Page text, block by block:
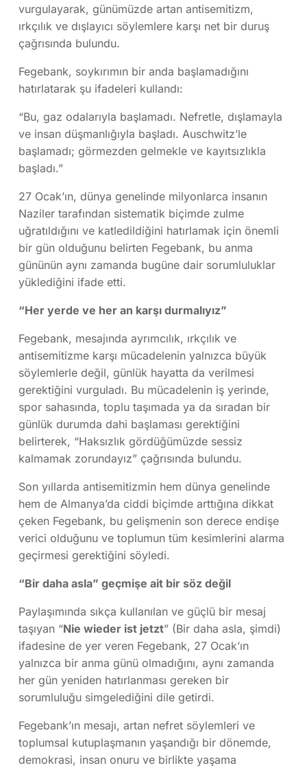
vurgulayarak, günümüzde artan antisemitizm,
ırkçılık ve dışlayıcı söylemlere karşı net bir duruş
çağrısında bulundu.
Fegebank, soykırımın bir anda başlamadığını
hatırlatarak şu ifadeleri kullandı:
“Bu, gaz odalarıyla başlamadı. Nefretle, dışlamayla
ve insan düşmanlığıyla başladı. Auschwitz’le
başlamadı; görmezden gelmekle ve kayıtsızlıkla
başladı.”
27 Ocak’ın, dünya genelinde milyonlarca insanın
Naziler tarafından sistematik biçimde zulme
uğratıldığını ve katledildiğini hatırlamak için önemli
bir gün olduğunu belirten Fegebank, bu anma
gününün aynı zamanda bugüne dair sorumluluklar
yüklediğini ifade etti.
“Her yerde ve her an karşı durmalıyız”
Fegebank, mesajında ayrımcılık, ırkçılık ve
antisemitizme karşı mücadelenin yalnızca büyük
söylemlerle değil, günlük hayatta da verilmesi
gerektiğini vurguladı. Bu mücadelenin iş yerinde,
spor sahasında, toplu taşımada ya da sıradan bir
günlük durumda dahi başlaması gerektiğini
belirterek, “Haksızlık gördüğümüzde sessiz
kalmamak zorundayız” çağrısında bulundu.
Son yıllarda antisemitizmin hem dünya genelinde
hem de Almanya’da ciddi biçimde arttığına dikkat
çeken Fegebank, bu gelişmenin son derece endişe
verici olduğunu ve toplumun tüm kesimlerini alarma
geçirmesi gerektiğini söyledi.
“Bir daha asla” geçmişe ait bir söz değil
Paylaşımında sıkça kullanılan ve güçlü bir mesaj
taşıyan “Nie wieder ist jetzt” (Bir daha asla, şimdi)
ifadesine de yer veren Fegebank, 27 Ocak’ın
yalnızca bir anma günü olmadığını, aynı zamanda
her gün yeniden hatırlanması gereken bir
sorumluluğu simgelediğini dile getirdi.
Fegebank’ın mesajı, artan nefret söylemleri ve
toplumsal kutuplaşmanın yaşandığı bir dönemde,
demokrasi, insan onuru ve birlikte yaşama